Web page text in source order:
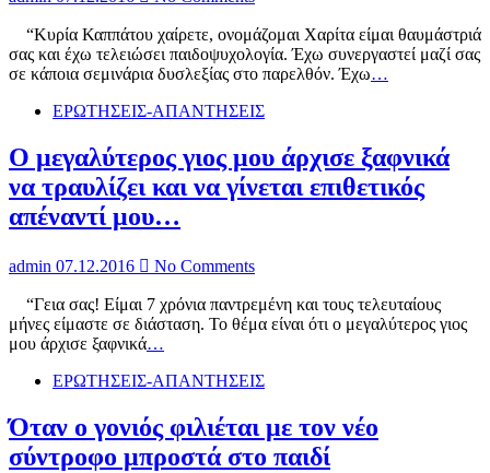
“Κυρία Καππάτου χαίρετε, ονομάζομαι Χαρίτα είμαι θαυμάστριά
σας και έχω τελειώσει παιδοψυχολογία. Έχω συνεργαστεί μαζί σας
σε κάποια σεμινάρια δυσλεξίας στο παρελθόν. Έχω…
ΕΡΩΤΗΣΕΙΣ-ΑΠΑΝΤΗΣΕΙΣ
O μεγαλύτερος γιος μου άρχισε ξαφνικά
να τραυλίζει και να γίνεται επιθετικός
απέναντί μου…
admin 07.12.2016 No Comments
“Γεια σας! Είμαι 7 χρόνια παντρεμένη και τους τελευταίους
μήνες είμαστε σε διάσταση. Το θέμα είναι ότι ο μεγαλύτερος γιος
μου άρχισε ξαφνικά…
ΕΡΩΤΗΣΕΙΣ-ΑΠΑΝΤΗΣΕΙΣ
Όταν ο γονιός φιλιέται με τον νέο
σύντροφο μπροστά στο παιδί